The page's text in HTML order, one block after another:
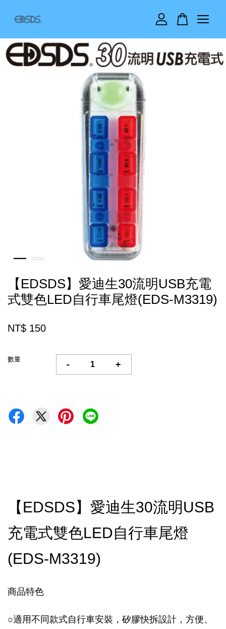
【EDSDS】愛迪生30流明USB充電
式雙色LED自行車尾燈(EDS-M3319)
NT$ 150
數量
- +
【EDSDS】愛迪生30流明USB
充電式雙色LED自行車尾燈
(EDS-M3319)
商品特色
○適用不同款式自行車安裝，矽膠快拆設計，方便、
您的購物車目前還是空的。
繼續購物